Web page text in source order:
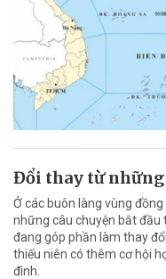
Đổi thay từ những
Ở các buôn làng vùng
những câu chuyện bắt đầu
đang góp phần làm thay
thiếu niên có thêm cơ hội
đình.